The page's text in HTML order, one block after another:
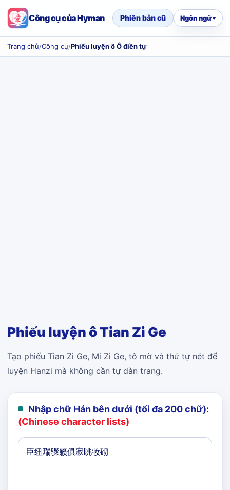
Công cụ của Hyman Phiên bản cũ Ngôn ngữ
Trang chủ/Công cụ/Phiếu luyện ô Ô điền tự
Phiếu luyện ô Tian Zi Ge
Tạo phiếu Tian Zi Ge, Mi Zi Ge, tô mờ và thứ tự nét để
luyện Hanzi mà không cần tự dàn trang.
Nhập chữ Hán bên dưới (tối đa 200 chữ):
(Chinese character lists)